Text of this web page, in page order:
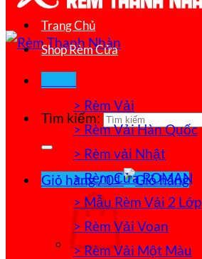
Tìm kiếm:
Giỏ hàng /0₫
Trang Chủ
Shop Rèm Cửa
> Rèm Vải
> Rèm Vải Hàn Quốc
> Rèm vải Nhật
> Rèm Cửa ROMAN
> Mẫu Rèm Vải 2 Lớp
> Rèm Vải Voan
> Rèm Vải Một Màu